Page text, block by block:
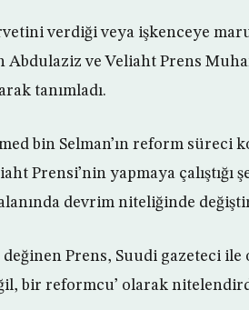
verdiği veya işkenceye
Abdulaziz ve Veliaht Prens
tanımladı.
bin Selman’ın reform
Prensi’nin yapmaya çalıştığı
devrim niteliğinde
değinen Prens, Suudi gazeteci
bir reformcu’ olarak